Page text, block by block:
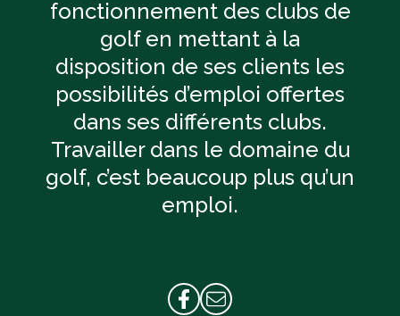
fonctionnement des clubs de
golf en mettant à la
disposition de ses clients les
possibilités d’emploi offertes
dans ses différents clubs.
Travailler dans le domaine du
golf, c’est beaucoup plus qu’un
emploi.